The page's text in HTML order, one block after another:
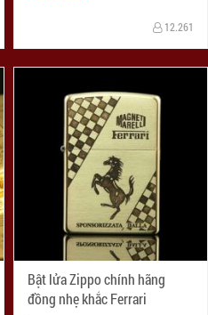
12.261
Bật lửa Zippo chính hãng
đồng nhẹ khắc Ferrari